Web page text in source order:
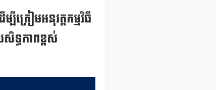
រៀមអនុវត្តកម្មវិធី
ទ្ធភាពខ្ពស់